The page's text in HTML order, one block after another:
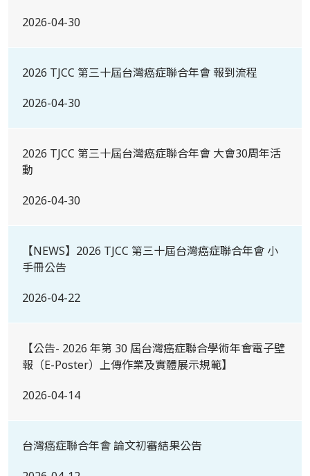
2026-04-30
2026 TJCC 第三十屆台灣癌症聯合年會 報到流程
2026-04-30
2026 TJCC 第三十屆台灣癌症聯合年會 大會30周年活
動
2026-04-30
【NEWS】2026 TJCC 第三十屆台灣癌症聯合年會 小
手冊公告
2026-04-22
【公告- 2026 年第 30 屆台灣癌症聯合學術年會電子壁
報（E-Poster）上傳作業及實體展示規範】
2026-04-14
台灣癌症聯合年會 論文初審結果公告